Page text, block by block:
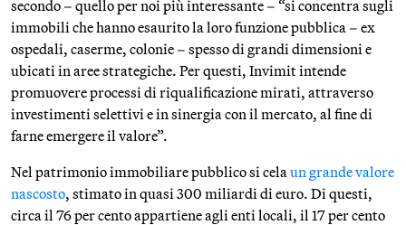
secondo – quello per noi più interessante – “si concentra sugli
immobili che hanno esaurito la loro funzione pubblica – ex
ospedali, caserme, colonie – spesso di grandi dimensioni e
ubicati in aree strategiche. Per questi, Invimit intende
promuovere processi di riqualificazione mirati, attraverso
investimenti selettivi e in sinergia con il mercato, al fine di
farne emergere il valore”.
Nel patrimonio immobiliare pubblico si celaun grande valore
nascosto, stimato in quasi 300 miliardi di euro. Di questi,
circa il 76 per cento appartiene agli enti locali, il 17 per cento